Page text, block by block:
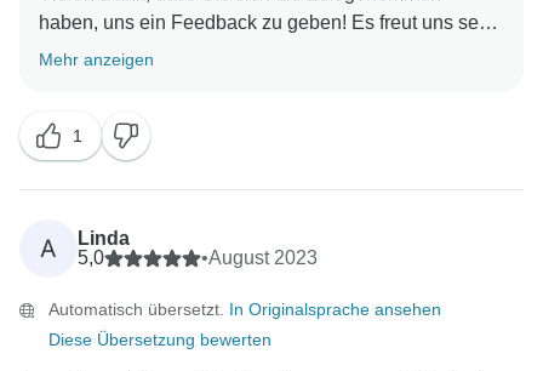
haben, uns ein Feedback zu geben! Es freut uns sehr
zu hören, dass Sie Ihre erste Reise mit Intrepid
Mehr anzeigen
1
A
Linda
5,0
•August 2023
Automatisch übersetzt. In Originalsprache ansehen
Diese Übersetzung bewerten